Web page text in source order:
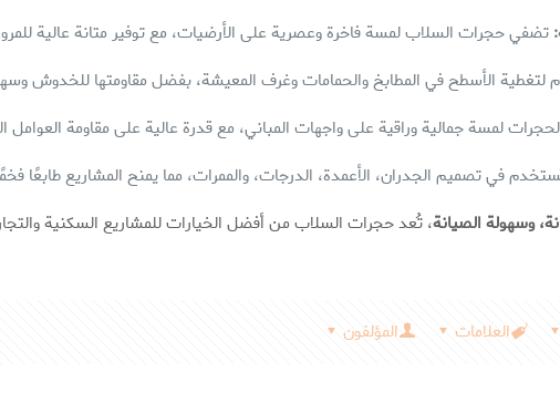
تضفي حجرات السلاب لمسة فاخرة وعصرية على الأرضيات، مع توفير متانة عالية
الأسطح في المطابخ والحمامات وغرف المعيشة، بفضل مقاومتها للخدوش
لمسة جمالية وراقية على واجهات المباني، مع قدرة عالية على مقاومة العوامل
في تصميم الجدران، الأعمدة، الدرجات، والممرات، مما يمنح المشاريع طابعًا
وسهولة الصيانة، تُعد حجرات السلاب من أفضل الخيارات للمشاريع السكنية
العلامات المؤلفون